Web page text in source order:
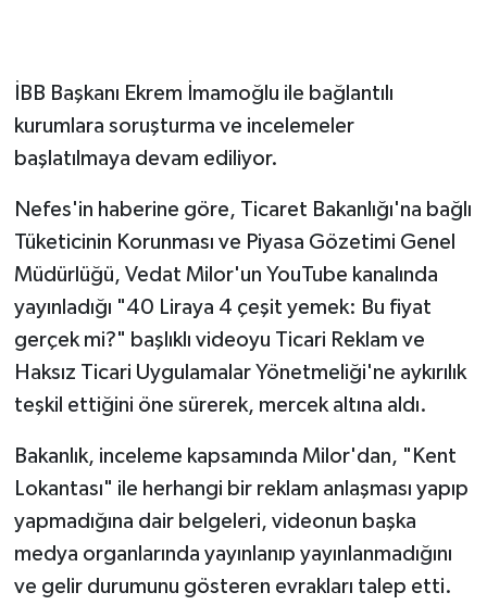
İBB Başkanı Ekrem İmamoğlu ile bağlantılı
kurumlara soruşturma ve incelemeler
başlatılmaya devam ediliyor.
Nefes'in haberine göre, Ticaret Bakanlığı'na bağlı
Tüketicinin Korunması ve Piyasa Gözetimi Genel
Müdürlüğü, Vedat Milor'un YouTube kanalında
yayınladığı "40 Liraya 4 çeşit yemek: Bu fiyat
gerçek mi?" başlıklı videoyu Ticari Reklam ve
Haksız Ticari Uygulamalar Yönetmeliği'ne aykırılık
teşkil ettiğini öne sürerek, mercek altına aldı.
Bakanlık, inceleme kapsamında Milor'dan, "Kent
Lokantası" ile herhangi bir reklam anlaşması yapıp
yapmadığına dair belgeleri, videonun başka
medya organlarında yayınlanıp yayınlanmadığını
ve gelir durumunu gösteren evrakları talep etti.